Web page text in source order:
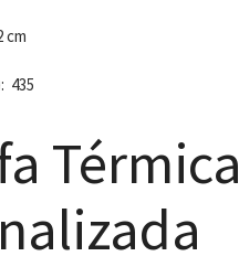
cm
435
Térmica